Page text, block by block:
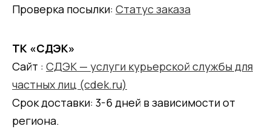
Проверка посылки: Статус заказа
ТК «СДЭК»
Сайт : СДЭК — услуги курьерской службы для
частных лиц (cdek.ru)
Срок доставки: 3-6 дней в зависимости от
региона.